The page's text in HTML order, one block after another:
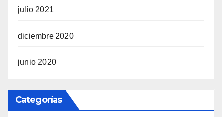
julio 2021
diciembre 2020
junio 2020
Categorías